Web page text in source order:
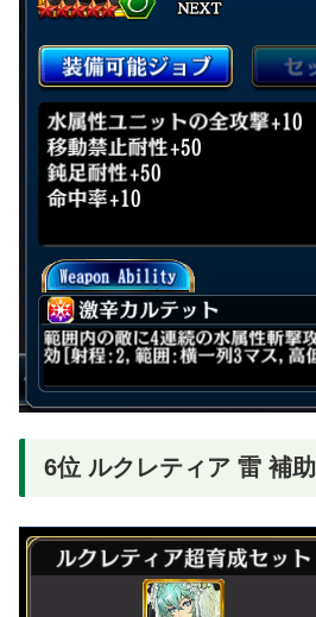
6位 ルクレティア 雷 補助